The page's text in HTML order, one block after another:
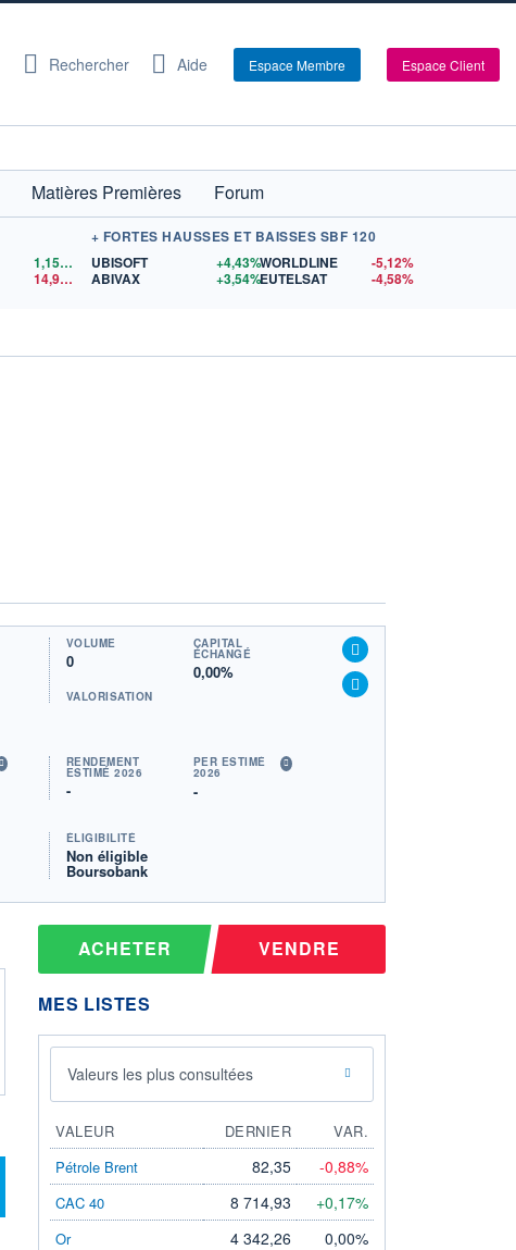
Rechercher Aide Espace Membre Espace Client
Matières Premières
Forum
1,1559
$US
14,90$US
+ FORTES HAUSSES ET BAISSES SBF 120
UBISOFT
+4,43%
ABIVAX
+3,54%
WORLDLINE
-5,12%
EUTELSAT
-4,58%
VOLUME
0
CAPITAL
ÉCHANGÉ
0,00%
VALORISATION
RENDEMENT
ESTIMÉ 2026
-
PER ESTIMÉ
2026
-
ÉLIGIBILITÉ
Non éligible
Boursobank
ACHETER VENDRE
MES LISTES
Valeurs les plus consultées
VALEUR DERNIER
VAR.
Pétrole Brent
82,35 -0,88%
CAC 40 8 714,93 +0,17%
Or 4 342,26 0,00%